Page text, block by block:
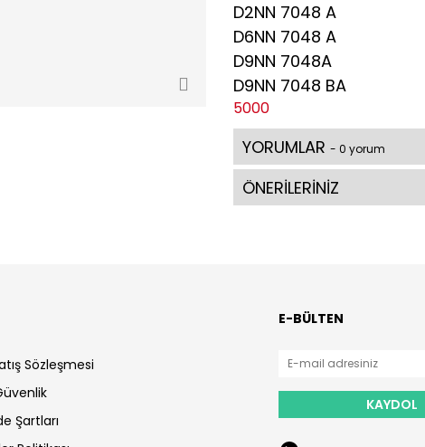
D2NN 7048 A
D6NN 7048 A
D9NN 7048A
D9NN 7048 BA
5000
YORUMLAR - 0 yorum
ÖNERİLERİNİZ
Sözleşmesi
Şartları
E-BÜLTEN
KAYDOL